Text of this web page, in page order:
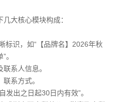
大核心模块构成：
标识，如“【品牌名】2026年秋
。
系人信息。
系方式。
发出之日起30日内有效”。